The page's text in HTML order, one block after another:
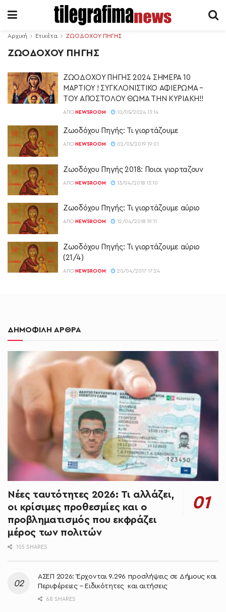
Αρχική Ετικέτα ΖΩΟΔΟΧΟΥ ΠΗΓΗΣ
ΖΩΟΔΟΧΟΥ ΠΗΓΗΣ
ΖΩΟΔΟΧΟΥ ΠΗΓΗΣ 2024 ΣΗΜΕΡΑ 10
ΜΑΡΤΙΟΥ ! ΣΥΓΚΛΟΝΙΣΤΙΚΟ ΑΦΙΕΡΩΜΑ –
ΤΟΥ ΑΠΟΣΤΟΛΟΥ ΘΩΜΑ ΤΗΝ ΚΥΡΙΑΚΗ!!
ΑΠΌ NEWSROOM 10/05/2024 13:14
Ζωοδόχου Πηγής: Τι γιορτάζουμε
ΑΠΌ NEWSROOM 02/05/2019 19:01
Ζωοδόχου Πηγής 2018: Ποιοι γιορταζουν
ΑΠΌ NEWSROOM 13/04/2018 13:10
Ζωοδόχου Πηγής: Τι γιορτάζουμε αύριο
ΑΠΌ NEWSROOM 12/04/2018 19:11
Ζωοδόχου Πηγής: Τι γιορτάζουμε αύριο
(21/4)
ΑΠΌ NEWSROOM 20/04/2017 17:24
ΔΗΜΟΦΙΛΗ ΑΡΘΡΑ
Νέες ταυτότητες 2026: Τι αλλάζει,
οι κρίσιμες προθεσμίες και ο
προβληματισμός που εκφράζει
μέρος των πολιτών
105 SHARES
ΑΣΕΠ 2026: Έρχονται 9.296 προσλήψεις σε Δήμους και
Περιφέρειες – Ειδικότητες και αιτήσεις
68 SHARES